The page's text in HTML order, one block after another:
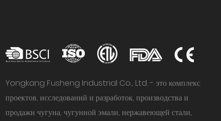
Yongkang Fusheng Industrial Co., Ltd. - это комплекс
проектов, исследований и разработок, производства и
продажи чугуна, чугунной эмали, нержавеющей стали,